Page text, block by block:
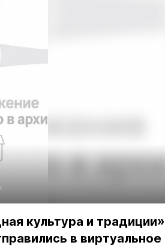
культура и традиции»
в виртуальное